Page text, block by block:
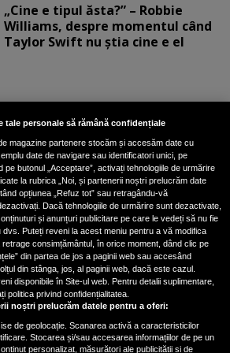
„Cine e tipul ăsta?” – Robbie
Williams, despre momentul când
Taylor Swift nu știa cine e el
Bruce Dickinson, solistul trupei
Iron Maiden, şi-a arătat talentul
de scrimer la un concurs în Franţa
Nicki Minaj, acuzată de agresiune
de fostul manager: Detalii șocante
din proces
Nicki Minaj le-a lăudat pe...
tale personale să rămână confidențiale
magazine partenere stocăm și accesăm date cu
date de navigare sau identificatori unici, pe
pe butonul „Acceptare”, activați tehnologiile de urmărire
la rubrica „Noi, și partenerii noștri prelucrăm date
opțiunea „Refuz tot” sau retragându-vă
Dacă tehnologiile de urmărire sunt dezactivate,
și anunțuri publicitare pe care le vedeți să nu fie
dvs. Puteți reveni la acest meniu pentru a vă modifica
consimțământul, în orice moment, dând clic pe
din partea de jos a paginii web sau accesând
din stânga, jos, al paginii web, dacă este cazul.
disponibile în Site-ul web. Pentru detalii suplimentare,
politica privind confidențialitatea.
noștri prelucrăm datele pentru a oferi:
de geolocație. Scanarea activă a caracteristicilor
Stocarea și/sau accesarea informațiilor de pe un
personalizat, măsurători ale publicității și de